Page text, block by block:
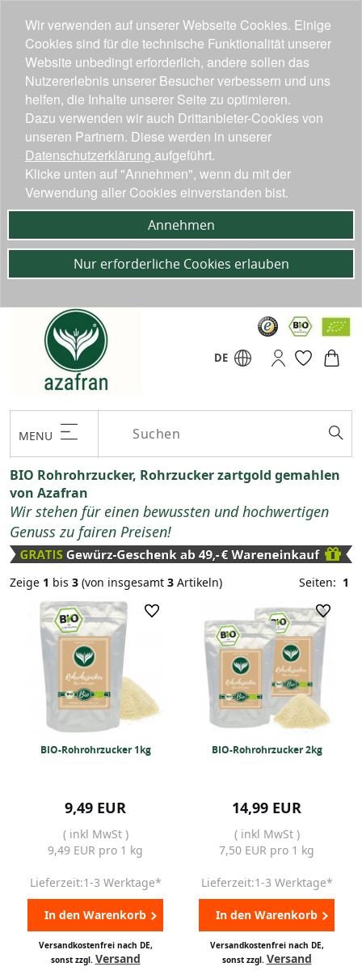
DE
MENU
BIO Rohrohrzucker, Rohrzucker zartgold gemahlen
von Azafran
Wir stehen für einen bewussten und hochwertigen
Genuss zu fairen Preisen!
Zeige 1 bis 3 (von insgesamt 3 Artikeln) Seiten: 1
BIO-Rohrohrzucker 1kg
9,49 EUR
( inkl MwSt )
9,49 EUR pro 1 kg
Lieferzeit:1-3 Werktage*
In den Warenkorb
Versandkostenfrei nach DE,
sonst zzgl. Versand
BIO-Rohrohrzucker 2kg
14,99 EUR
( inkl MwSt )
7,50 EUR pro 1 kg
Lieferzeit:1-3 Werktage*
In den Warenkorb
Versandkostenfrei nach DE,
sonst zzgl. Versand
Wir verwenden auf unserer Webseite Cookies. Einige
Cookies sind für die technische Funktionalität unserer
Website unbedingt erforderlich, andere sollen das
Nutzererlebnis unserer Besucher verbessern und uns
helfen, die Inhalte unserer Seite zu optimieren.
Dazu verwenden wir auch Drittanbieter-Cookies von
unseren Partnern. Diese werden in unserer
Datenschutzerklärung aufgeführt.
Klicke unten auf "Annehmen", wenn du mit der
Verwendung aller Cookies einverstanden bist.
Annehmen
Nur erforderliche Cookies erlauben